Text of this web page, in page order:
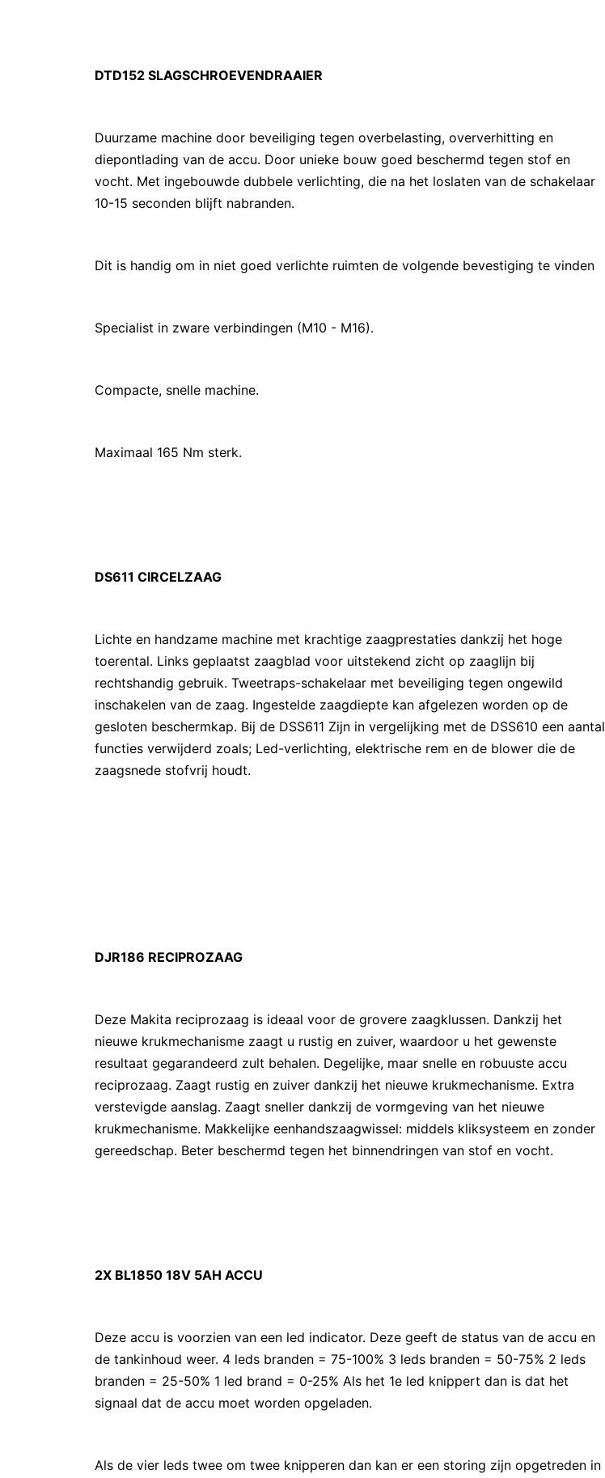
DTD152 SLAGSCHROEVENDRAAIER
Duurzame machine door beveiliging tegen overbelasting, oververhitting en
diepontlading van de accu. Door unieke bouw goed beschermd tegen stof en
vocht. Met ingebouwde dubbele verlichting, die na het loslaten van de schakelaar
10-15 seconden blijft nabranden.
Dit is handig om in niet goed verlichte ruimten de volgende bevestiging te vinden
Specialist in zware verbindingen (M10 - M16).
Compacte, snelle machine.
Maximaal 165 Nm sterk.
DS611 CIRCELZAAG
Lichte en handzame machine met krachtige zaagprestaties dankzij het hoge
toerental. Links geplaatst zaagblad voor uitstekend zicht op zaaglijn bij
rechtshandig gebruik. Tweetraps-schakelaar met beveiliging tegen ongewild
inschakelen van de zaag. Ingestelde zaagdiepte kan afgelezen worden op de
gesloten beschermkap. Bij de DSS611 Zijn in vergelijking met de DSS610 een aantal
functies verwijderd zoals; Led-verlichting, elektrische rem en de blower die de
zaagsnede stofvrij houdt.
DJR186 RECIPROZAAG
Deze Makita reciprozaag is ideaal voor de grovere zaagklussen. Dankzij het
nieuwe krukmechanisme zaagt u rustig en zuiver, waardoor u het gewenste
resultaat gegarandeerd zult behalen. Degelijke, maar snelle en robuuste accu
reciprozaag. Zaagt rustig en zuiver dankzij het nieuwe krukmechanisme. Extra
verstevigde aanslag. Zaagt sneller dankzij de vormgeving van het nieuwe
krukmechanisme. Makkelijke eenhandszaagwissel: middels kliksysteem en zonder
gereedschap. Beter beschermd tegen het binnendringen van stof en vocht.
2X BL1850 18V 5AH ACCU
Deze accu is voorzien van een led indicator. Deze geeft de status van de accu en
de tankinhoud weer. 4 leds branden = 75-100% 3 leds branden = 50-75% 2 leds
branden = 25-50% 1 led brand = 0-25% Als het 1e led knippert dan is dat het
signaal dat de accu moet worden opgeladen.
Als de vier leds twee om twee knipperen dan kan er een storing zijn opgetreden in